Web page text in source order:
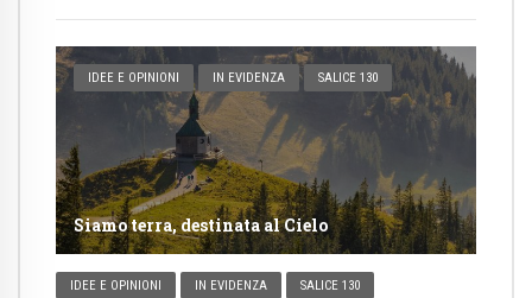
IDEE E OPINIONI IN EVIDENZA SALICE 130
Siamo terra, destinata al Cielo
IDEE E OPINIONI IN EVIDENZA SALICE 130